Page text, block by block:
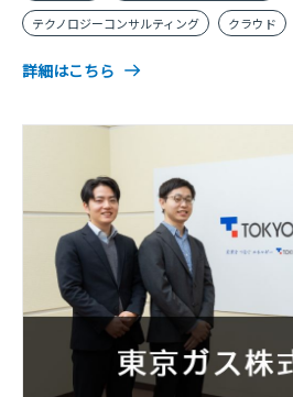
テクノロジーコンサルティング クラウド
詳細はこちら